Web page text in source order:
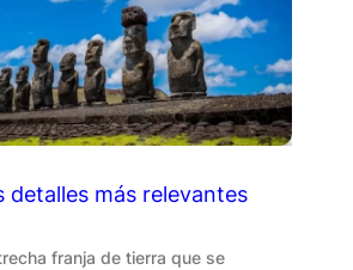
detalles más relevantes
franja de tierra que se